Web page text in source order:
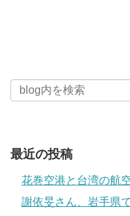
最近の投稿
花巻空港と台湾の航
謝依旻さん、岩手県